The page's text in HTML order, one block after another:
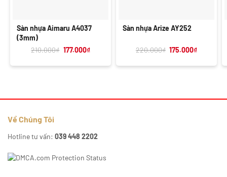
Sàn nhựa Aimaru A4037
(3mm)
210.000₫ Giá
210.000₫.
177.000₫Giá
là:
Sàn nhựa Arize AY252
220.000₫ Giá
220.000₫.
175.000₫Giá
là:
Về Chúng Tôi
Hotline tư vấn: 039 448 2202